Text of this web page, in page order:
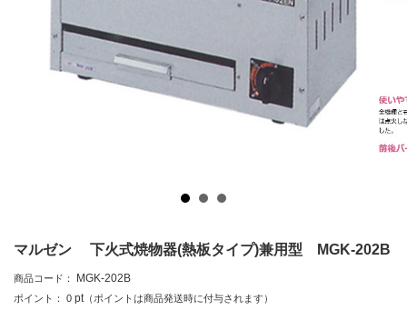
マルゼン 下火式焼物器(熱板タイプ)兼用型 MGK-202B
商品コード： MGK-202B
ポイント： 0 pt （ポイントは商品発送時に付与されます）